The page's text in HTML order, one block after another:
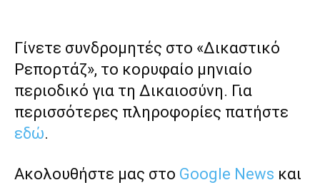
Γίνετε συνδρομητές στο «Δικαστικό
Ρεπορτάζ», το κορυφαίο μηνιαίο
περιοδικό για τη Δικαιοσύνη. Για
περισσότερες πληροφορίες πατήστε
εδώ.
Ακολουθήστε μας στο Google News και